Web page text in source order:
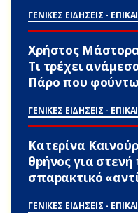
ΓΕΝΙΚΕΣ ΕΙΔΗΣΕΙΣ -
Χρήστος
Τι τρέχει
Πάρο που
ΓΕΝΙΚΕΣ ΕΙΔΗΣΕΙΣ -
Κατερίνα
θpήνος για στενή
σπαpακτικό
ΓΕΝΙΚΕΣ ΕΙΔΗΣΕΙΣ -